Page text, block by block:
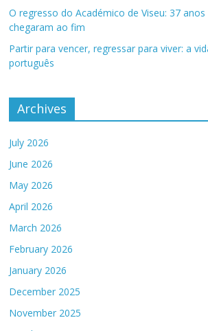
O regresso do Académico de Viseu: 37 anos
chegaram ao fim
Partir para vencer, regressar para viver: a
português
Archives
July 2026
June 2026
May 2026
April 2026
March 2026
February 2026
January 2026
December 2025
November 2025